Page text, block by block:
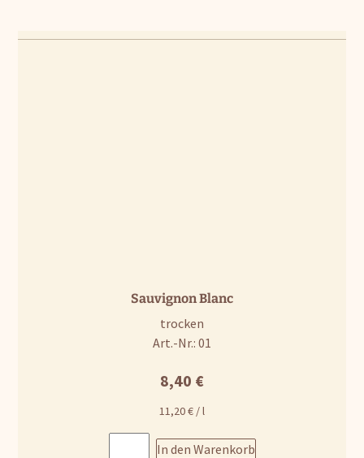
Sauvignon Blanc
trocken
Art.-Nr.: 01
8,40 €
11,20€ /l
In den Warenkorb